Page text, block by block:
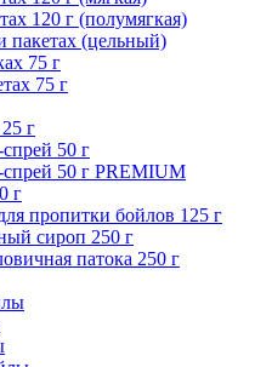
120 г (полумягкая)
пакетах (цельный)
75 г
75 г
г
50 г
50 г PREMIUM
г
пропитки бойлов 125 г
сироп 250 г
патока 250 г